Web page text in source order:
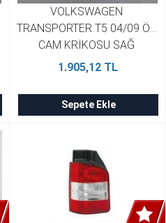
VOLKSWAGEN
TRANSPORTER T5 04/09 ÖN
CAM KRİKOSU SAĞ
ELEKTRİKLİ/MOTORSUZ/
7H0837752B
1.905,12 TL
Sepete Ekle